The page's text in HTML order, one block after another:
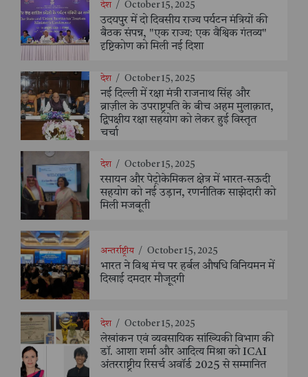
देश / October 15, 2025
उदयपुर में दो दिवसीय राज्य पर्यटन मंत्रियों की
बैठक संपन्न, "एक राज्य: एक वैश्विक गंतव्य"
दृष्टिकोण को मिली नई दिशा
देश / October 15, 2025
नई दिल्ली में रक्षा मंत्री राजनाथ सिंह और
ब्राज़ील के उपराष्ट्रपति के बीच अहम मुलाक़ात,
द्विपक्षीय रक्षा सहयोग को लेकर हुई विस्तृत
चर्चा
देश / October 15, 2025
रसायन और पेट्रोकेमिकल क्षेत्र में भारत-सऊदी
सहयोग को नई उड़ान, रणनीतिक साझेदारी को
मिली मजबूती
अन्तर्राष्ट्रीय / October 15, 2025
भारत ने विश्व मंच पर हर्बल औषधि विनियमन में
दिखाई दमदार मौजूदगी
देश / October 15, 2025
लेखांकन एवं व्यवसायिक सांख्यिकी विभाग की
डॉ. आशा शर्मा और आदित्य मिश्रा को ICAI
अंतरराष्ट्रीय रिसर्च अवॉर्ड 2025 से सम्मानित